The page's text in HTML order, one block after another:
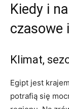
Kiedy i
czasowe
Klimat,
Egipt jest
potrafią się